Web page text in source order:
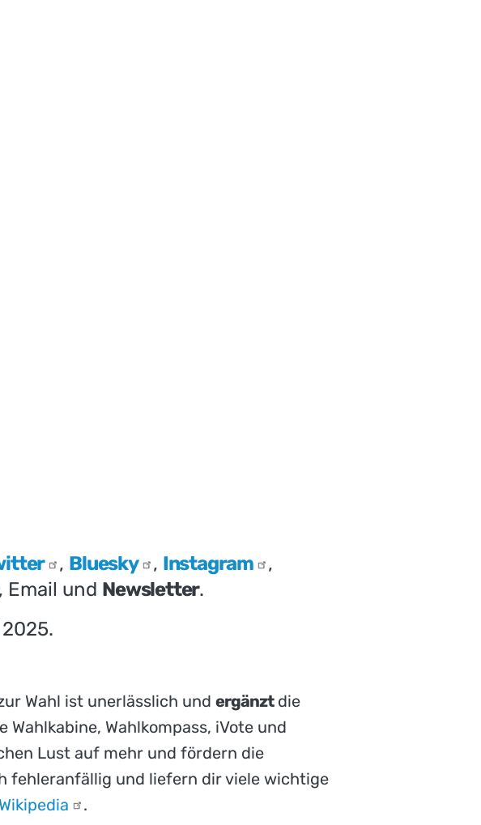
, Bluesky , Instagram
,
Email und Newsletter.
Wahl ist unerlässlich und ergänztdie
Wahlkabine, Wahlkompass, iVote und
Lust auf mehr und fördern die
fehleranfällig und liefern dir viele wichtige
Wikipedia .